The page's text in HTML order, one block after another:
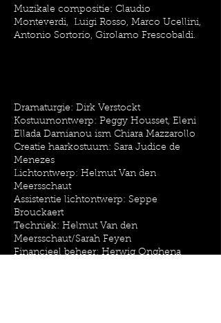
Muzikale compositie: Claudio
Monteverdi, Luigi Rosso, Marco Ucellini,
Antonio Sortorio, Girolamo Frescobaldi.
Dramaturgie: Dirk Verstockt
Kostuumontwerp: Peggy Housset, Eleni
Ellada Damianou ism Chiara Mazzarollo
Creatie haarkostuum: Sara Judice de
Menezes
Lichtontwerp: Helmut Van den
Meersschaut
Assistentie lichtontwerp: Seppe
Brouckaert
Techniek: Helmut Van den
Meersschaut/Sarah Feyen
Financieel beheer: Herwig Onghena